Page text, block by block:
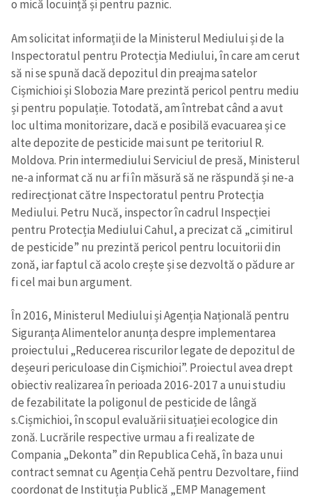
o mică locuință și pentru paznic.
Am solicitat informații de la Ministerul Mediului și de la
Inspectoratul pentru Protecția Mediului, în care am cerut
să ni se spună dacă depozitul din preajma satelor
Cișmichioi și Slobozia Mare prezintă pericol pentru mediu
și pentru populație. Totodată, am întrebat când a avut
loc ultima monitorizare, dacă e posibilă evacuarea și ce
alte depozite de pesticide mai sunt pe teritoriul R.
Moldova. Prin intermediului Serviciul de presă, Ministerul
ne-a informat că nu ar fi în măsură să ne răspundă și ne-a
redirecționat către Inspectoratul pentru Protecția
Mediului. Petru Nucă, inspector în cadrul Inspecției
pentru Protecția Mediului Cahul, a precizat că „cimitirul
de pesticide” nu prezintă pericol pentru locuitorii din
zonă, iar faptul că acolo crește și se dezvoltă o pădure ar
fi cel mai bun argument.
În 2016, Ministerul Mediului și Agenția Națională pentru
Siguranța Alimentelor anunța despre implementarea
proiectului „Reducerea riscurilor legate de depozitul de
deșeuri periculoase din Cişmichioi”. Proiectul avea drept
obiectiv realizarea în perioada 2016-2017 a unui studiu
de fezabilitate la poligonul de pesticide de lângă
s.Cișmichioi, în scopul evaluării situației ecologice din
zonă. Lucrările respective urmau a fi realizate de
Compania „Dekonta” din Republica Cehă, în baza unui
contract semnat cu Agenția Cehă pentru Dezvoltare, fiind
coordonat de Instituția Publică „EMP Management
Titlu știre
+ Adaugă titlu
Fotografie
+ Încarcă imagine
Link media
+ Link media
Mesajul știrei
+ Mesajul știrei